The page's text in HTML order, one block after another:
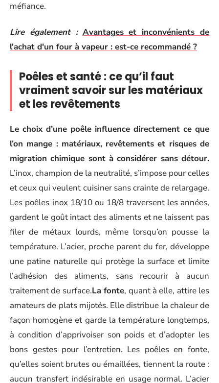
méfiance.
Lire également : Avantages et inconvénients de
l'achat d'un four à vapeur : est-ce recommandé ?
Poêles et santé : ce qu’il faut
vraiment savoir sur les matériaux
et les revêtements
Le choix d’une poêle influence directement ce que
l’on mange : matériaux, revêtements et risques de
migration chimique sont à considérer sans détour.
L’inox, champion de la neutralité, s’impose pour celles
et ceux qui veulent cuisiner sans crainte de relargage.
Les poêles inox 18/10 ou 18/8 traversent les années,
gardent le goût intact des aliments et ne laissent pas
filer de métaux lourds, même lorsqu’on pousse la
température. L’acier, proche parent du fer, développe
une patine naturelle qui protège la surface et limite
l’adhésion des aliments, sans recourir à aucun
traitement de surface.La fonte, quant à elle, attire les
amateurs de plats mijotés. Elle distribue la chaleur de
façon homogène et garde la température longtemps,
à condition d’apprivoiser son poids et d’adopter les
bons gestes pour l’entretien. Les poêles en fonte,
qu’elles soient brutes ou émaillées, tiennent la route :
aucun transfert indésirable en usage normal. L’acier